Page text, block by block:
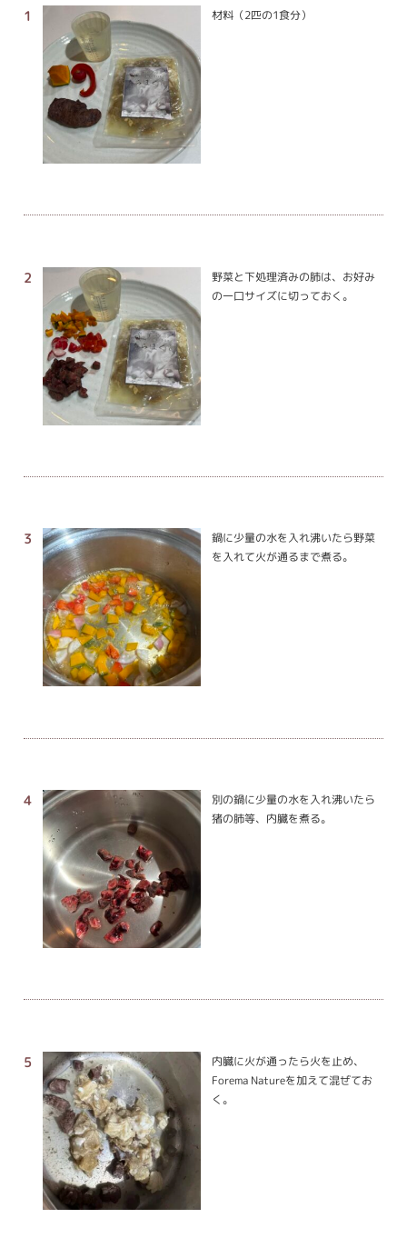
材料（2匹の1食分）
野菜と下処理済みの肺は、お好み
の一口サイズに切っておく。
鍋に少量の水を入れ沸いたら野菜
を入れて火が通るまで煮る。
別の鍋に少量の水を入れ沸いたら
猪の肺等、内臓を煮る。
内臓に火が通ったら火を止め、
Forema Natureを加えて混ぜてお
く。